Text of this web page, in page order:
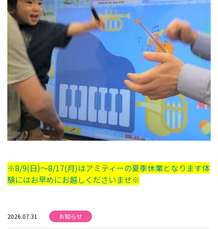
※8/9(日)～8/17(月)はアミティーの夏季休業となります体
験にはお早めにお越しくださいませ※
2026.07.31 お知らせ